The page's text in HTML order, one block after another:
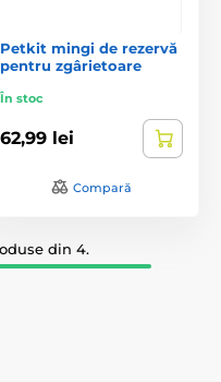
Petkit mingi de rezervă
pentru zgârietoare
În stoc
62,99 lei
Compară
din 4.